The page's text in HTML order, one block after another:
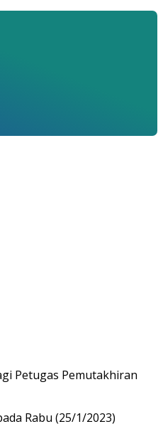
Petugas Pemutakhiran
Rabu (25/1/2023)